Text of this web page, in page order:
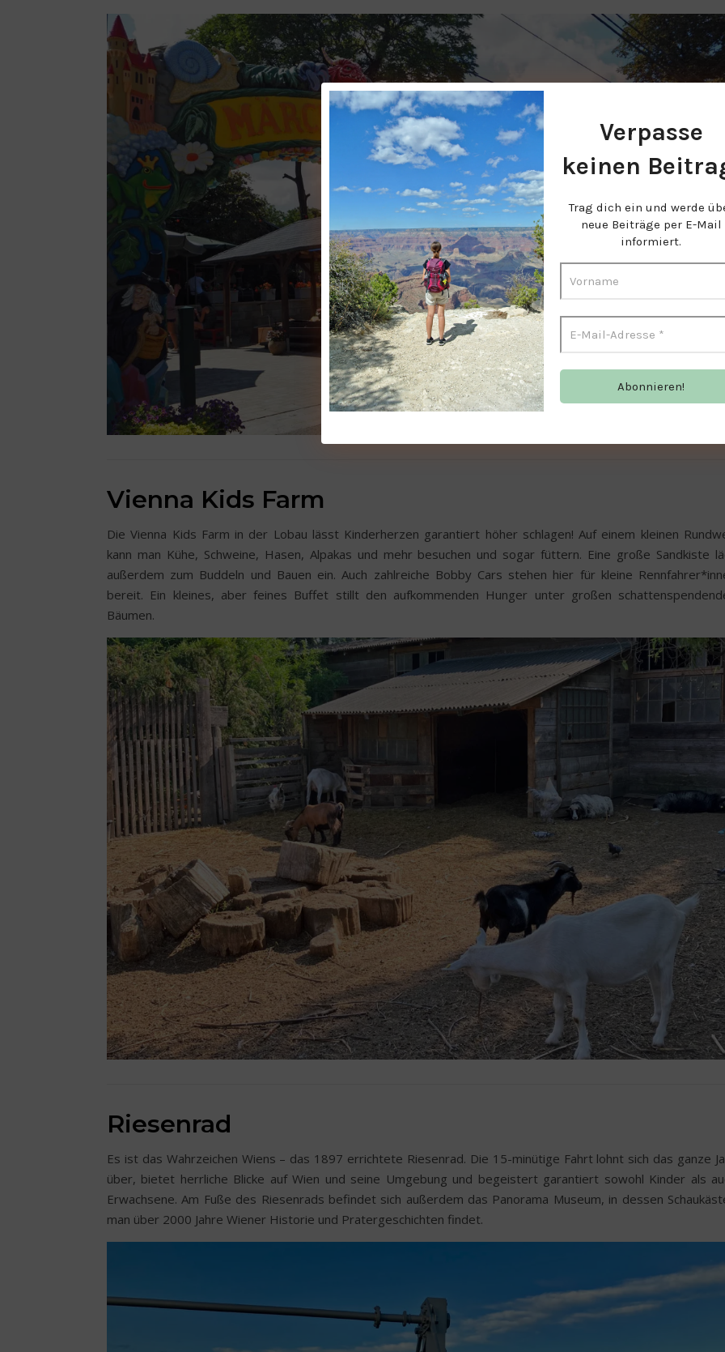
Vienna Kids Farm
Die Vienna Kids Farm in der Lobau lässt Kinderherzen garantiert höher schlagen! Auf einem kleinen
kann man Kühe, Schweine, Hasen, Alpakas und mehr besuchen und sogar füttern. Eine große Sandkiste
außerdem zum Buddeln und Bauen ein. Auch zahlreiche Bobby Cars stehen hier für kleine
bereit. Ein kleines, aber feines Buffet stillt den aufkommenden Hunger unter großen
Bäumen.
Riesenrad
Es ist das Wahrzeichen Wiens – das 1897 errichtete Riesenrad. Die 15-minütige Fahrt lohnt sich das ganze
über, bietet herrliche Blicke auf Wien und seine Umgebung und begeistert garantiert sowohl Kinder als
Erwachsene. Am Fuße des Riesenrads befindet sich außerdem das Panorama Museum, in dessen
man über 2000 Jahre Wiener Historie und Pratergeschichten findet.
Verpasse
keinen
Trag dich ein und werde
neue Beiträge per E-Mail
informiert.